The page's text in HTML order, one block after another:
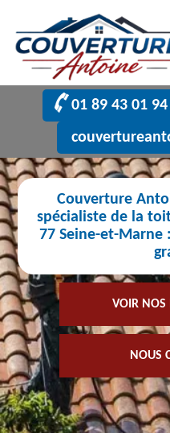
01 89 43 01 94
Couverture
spécialiste de la
77 Seine-et-Marne
VOIR NOS
NOUS